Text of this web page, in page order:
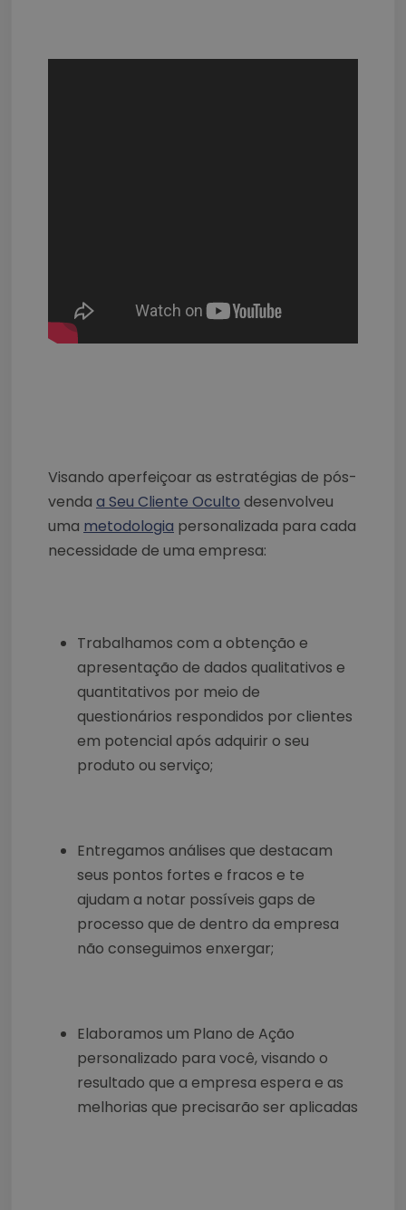
Visando aperfeiçoar as estratégias de pós-
venda a Seu Cliente Oculto desenvolveu
uma metodologia personalizada para cada
necessidade de uma empresa:
Trabalhamos com a obtenção e
apresentação de dados qualitativos e
quantitativos por meio de
questionários respondidos por clientes
em potencial após adquirir o seu
produto ou serviço;
Entregamos análises que destacam
seus pontos fortes e fracos e te
ajudam a notar possíveis gaps de
processo que de dentro da empresa
não conseguimos enxergar;
Elaboramos um Plano de Ação
personalizado para você, visando o
resultado que a empresa espera e as
melhorias que precisarão ser aplicadas